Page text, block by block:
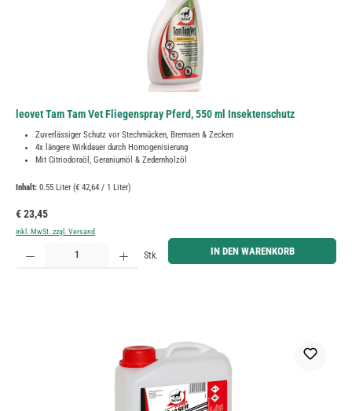
leovet Tam Tam Vet Fliegenspray Pferd, 550 ml Insektenschutz
Zuverlässiger Schutz vor Stechmücken, Bremsen & Zecken
4x längere Wirkdauer durch Homogenisierung
Mit Citriodoraöl, Geraniumöl & Zedernholzöl
Inhalt: 0.55 Liter (€ 42,64 / 1 Liter)
Regulärer Preis:
€ 23,45
inkl. MwSt. zzgl. Versand
Produkt Anzahl: Gib den gewünschten Wert ein oder benutze die Schaltflächen um die Anzahl zu
Stk. IN DEN WARENKORB